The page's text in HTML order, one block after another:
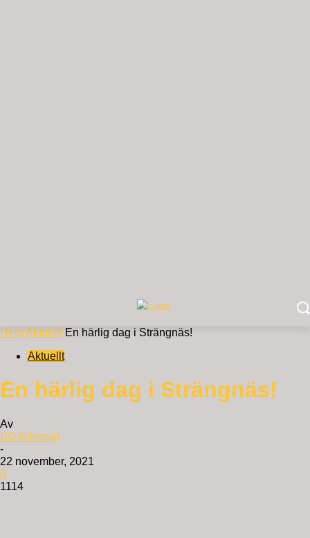
HemAktuellt En härlig dag i Strängnäs!
Aktuellt
En härlig dag i Strängnäs!
Av
BG Nilensjö
-
22 november, 2021
0
1114